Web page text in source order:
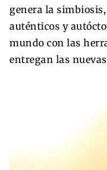
genera la
auténticos y
mundo con las
entregan las